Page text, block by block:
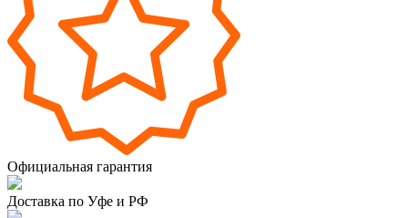
Официальная гарантия
Доставка по Уфе и РФ